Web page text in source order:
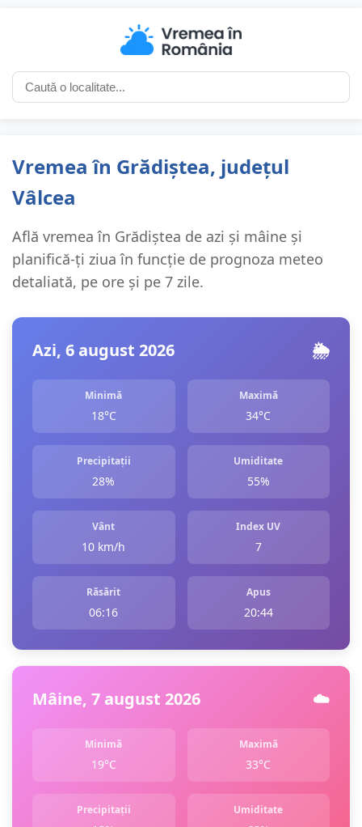
Vremea în Grădiștea, județul
Vâlcea
Află vremea în Grădiștea de azi și mâine și
planifică-ți ziua în funcție de prognoza meteo
detaliată, pe ore și pe 7 zile.
Azi, 6 august 2026 🌦️
Minimă
18°C
Maximă
34°C
Precipitații
28%
Umiditate
55%
Vânt
10 km/h
Index UV
7
Răsărit
06:16
Apus
20:44
Mâine, 7 august 2026 ☁️
Minimă
19°C
Maximă
33°C
Precipitații Umiditate